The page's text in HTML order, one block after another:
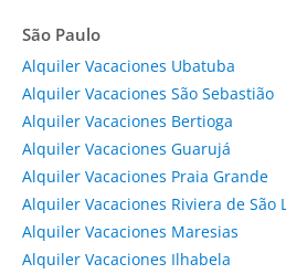
São Paulo
Alquiler Vacaciones Ubatuba
Alquiler Vacaciones São Sebastião
Alquiler Vacaciones Bertioga
Alquiler Vacaciones Guarujá
Alquiler Vacaciones Praia Grande
Alquiler Vacaciones Riviera de São
Alquiler Vacaciones Maresias
Alquiler Vacaciones Ilhabela